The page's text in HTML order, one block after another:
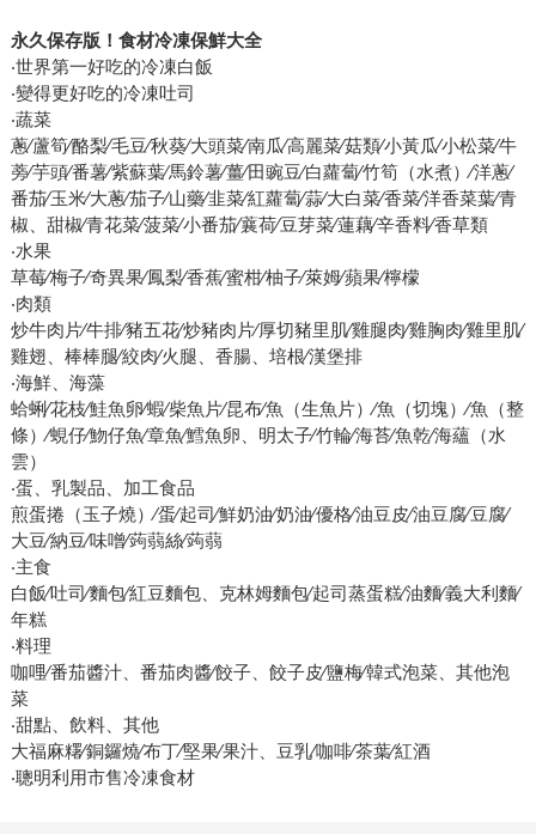
永久保存版！食材冷凍保鮮大全
‧世界第一好吃的冷凍白飯
‧變得更好吃的冷凍吐司
‧蔬菜
蔥∕蘆筍∕酪梨∕毛豆∕秋葵∕大頭菜∕南瓜∕高麗菜∕菇類∕小黃瓜∕小松菜∕牛
蒡∕芋頭∕番薯∕紫蘇葉∕馬鈴薯∕薑∕田豌豆∕白蘿蔔∕竹筍（水煮）∕洋蔥∕
番茄∕玉米∕大蔥∕茄子∕山藥∕韭菜∕紅蘿蔔∕蒜∕大白菜∕香菜∕洋香菜葉∕青
椒、甜椒∕青花菜∕菠菜∕小番茄∕蘘荷∕豆芽菜∕蓮藕∕辛香料∕香草類
‧水果
草莓∕梅子∕奇異果∕鳳梨∕香蕉∕蜜柑∕柚子∕萊姆∕蘋果∕檸檬
‧肉類
炒牛肉片∕牛排∕豬五花∕炒豬肉片∕厚切豬里肌∕雞腿肉∕雞胸肉∕雞里肌∕
雞翅、棒棒腿∕絞肉∕火腿、香腸、培根∕漢堡排
‧海鮮、海藻
蛤蜊∕花枝∕鮭魚卵∕蝦∕柴魚片∕昆布∕魚（生魚片）∕魚（切塊）∕魚（整
條）∕蜆仔∕魩仔魚∕章魚∕鱈魚卵、明太子∕竹輪∕海苔∕魚乾∕海蘊（水
雲）
‧蛋、乳製品、加工食品
煎蛋捲（玉子燒）∕蛋∕起司∕鮮奶油∕奶油∕優格∕油豆皮∕油豆腐∕豆腐∕
大豆∕納豆∕味噌∕蒟蒻絲∕蒟蒻
‧主食
白飯∕吐司∕麵包∕紅豆麵包、克林姆麵包∕起司蒸蛋糕∕油麵∕義大利麵∕
年糕
‧料理
咖哩∕番茄醬汁、番茄肉醬∕餃子、餃子皮∕鹽梅∕韓式泡菜、其他泡
菜
‧甜點、飲料、其他
大福麻糬∕銅鑼燒∕布丁∕堅果∕果汁、豆乳∕咖啡∕茶葉∕紅酒
‧聰明利用市售冷凍食材